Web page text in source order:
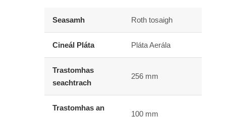
Seasamh Roth tosaigh
Cineál Pláta Pláta Aerála
Trastomhas
seachtrach
256 mm
Trastomhas an
100 mm